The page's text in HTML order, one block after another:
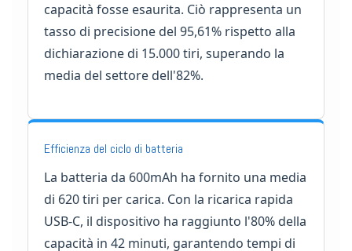
capacità fosse esaurita. Ciò rappresenta un
tasso di precisione del 95,61% rispetto alla
dichiarazione di 15.000 tiri, superando la
media del settore dell'82%.
Efficienza del ciclo di batteria
La batteria da 600mAh ha fornito una media
di 620 tiri per carica. Con la ricarica rapida
USB-C, il dispositivo ha raggiunto l'80% della
capacità in 42 minuti, garantendo tempi di